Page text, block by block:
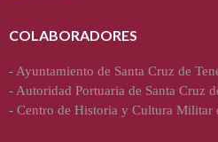
COLABORADORES
- Ayuntamiento de Santa Cruz de
- Autoridad Portuaria de Santa Cruz
- Centro de Historia y Cultura Militar